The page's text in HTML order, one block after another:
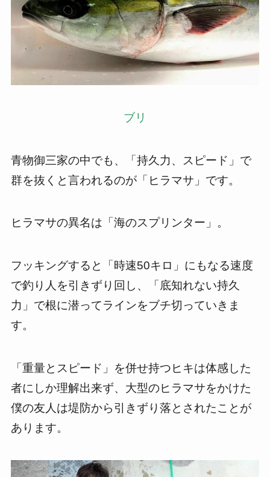
ブリ
青物御三家の中でも、「持久力、スピード」で
群を抜くと言われるのが「ヒラマサ」です。
ヒラマサの異名は「海のスプリンター」。
フッキングすると「時速50キロ」にもなる速度
で釣り人を引きずり回し、「底知れない持久
力」で根に潜ってラインをブチ切っていきま
す。
「重量とスピード」を併せ持つヒキは体感した
者にしか理解出来ず、大型のヒラマサをかけた
僕の友人は堤防から引きずり落とされたことが
あります。